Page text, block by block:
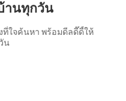
านทุกวัน
ใจค้นหา พร้อมดีลดี๊ดี้ให้
น